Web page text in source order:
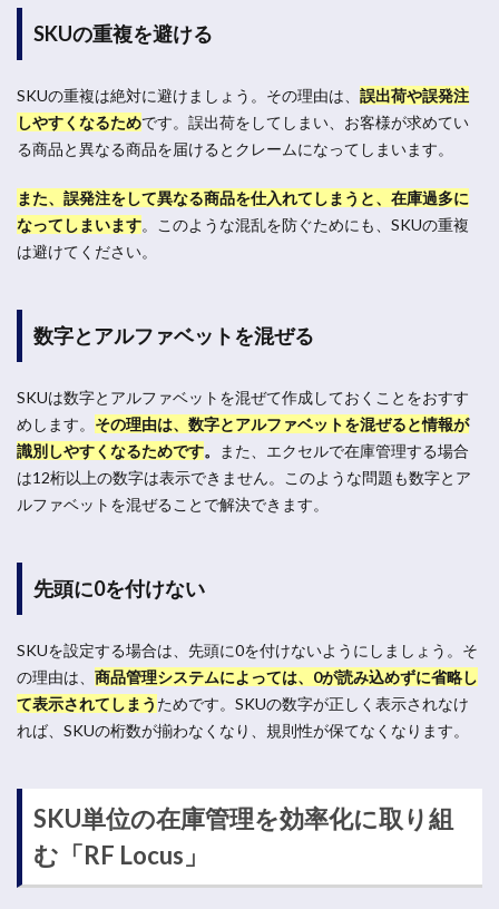
SKUの重複を避ける
SKUの重複は絶対に避けましょう。その理由は、 誤出荷や誤発注
しやすくなるためです。誤出荷をしてしまい、お客様が求めてい
る商品と異なる商品を届けるとクレームになってしまいます。
また、誤発注をして異なる商品を仕入れてしまうと、在庫過多に
なってしまいます。
このような混乱を防ぐためにも、SKUの重複
は避けてください。
数字とアルファベットを混ぜる
SKUは数字とアルファベットを混ぜて作成しておくことをおすす
めします。 その理由は、数字とアルファベットを混ぜると情報が
識別しやすくなるためです。
また、エクセルで在庫管理する場合
は12桁以上の数字は表示できません。このような問題も数字とア
ルファベットを混ぜることで解決できます。
先頭に0を付けない
SKUを設定する場合は、先頭に0を付けないようにしましょう。そ
の理由は、 商品管理システムによっては、0が読み込めずに省略し
て表示されてしまう ためです。SKUの数字が正しく表示されなけ
れば、SKUの桁数が揃わなくなり、規則性が保てなくなります。
SKU単位の在庫管理を効率化に取り組
む「RF Locus」